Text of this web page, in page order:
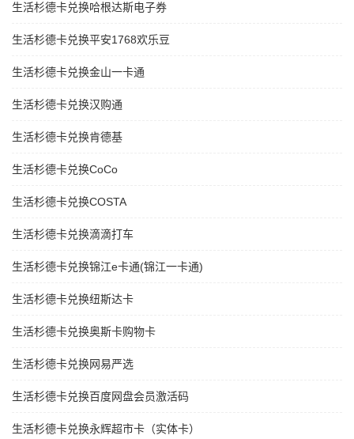
生活杉德卡兑换哈根达斯电子券
生活杉德卡兑换平安1768欢乐豆
生活杉德卡兑换金山一卡通
生活杉德卡兑换汉购通
生活杉德卡兑换肯德基
生活杉德卡兑换CoCo
生活杉德卡兑换COSTA
生活杉德卡兑换滴滴打车
生活杉德卡兑换锦江e卡通(锦江一卡通)
生活杉德卡兑换纽斯达卡
生活杉德卡兑换奥斯卡购物卡
生活杉德卡兑换网易严选
生活杉德卡兑换百度网盘会员激活码
生活杉德卡兑换永辉超市卡（实体卡）